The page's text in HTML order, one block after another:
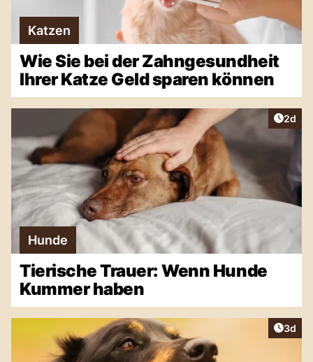
Katzen
Wie Sie bei der Zahngesundheit
Ihrer Katze Geld sparen können
2d
Hunde
Tierische Trauer: Wenn Hunde
Kummer haben
3d